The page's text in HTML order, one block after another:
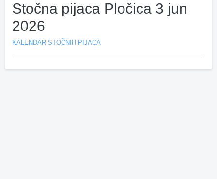
Stočna pijaca Pločica 3 jun
2026
KALENDAR STOČNIH PIJACA